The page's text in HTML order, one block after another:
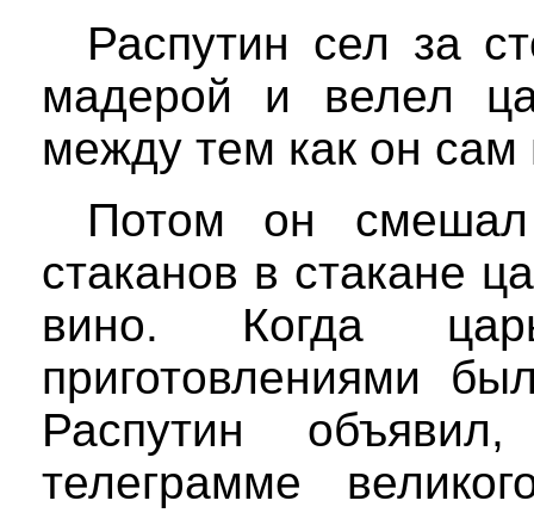
Распутин сел за
мадерой и велел
между тем как он сам
Потом он
стаканов в стакане
вино. Когда
приготовлениями
Распутин
телеграмме